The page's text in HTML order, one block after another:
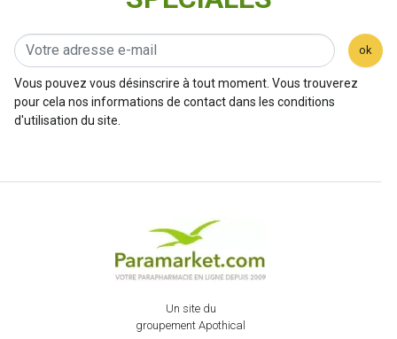
ok
Vous pouvez vous désinscrire à tout moment. Vous trouverez
pour cela nos informations de contact dans les conditions
d'utilisation du site.
Un site du
groupement Apothical